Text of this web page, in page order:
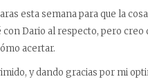
esta semana para que la
Dario al respecto, pero
acertar.
y dando gracias por mi